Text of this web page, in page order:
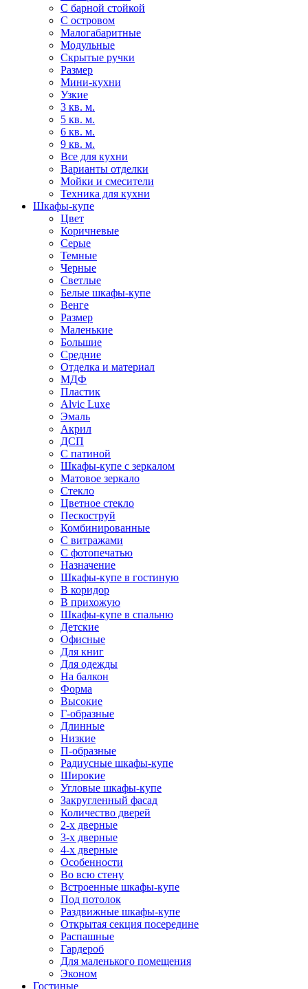
С барной стойкой
С островом
Малогабаритные
Модульные
Скрытые ручки
Размер
Мини-кухни
Узкие
3 кв. м.
5 кв. м.
6 кв. м.
9 кв. м.
Все для кухни
Варианты отделки
Мойки и смесители
Техника для кухни
Шкафы-купе
Цвет
Коричневые
Серые
Темные
Черные
Светлые
Белые шкафы-купе
Венге
Размер
Маленькие
Большие
Средние
Отделка и материал
МДФ
Пластик
Alvic Luxe
Эмаль
Акрил
ДСП
С патиной
Шкафы-купе с зеркалом
Матовое зеркало
Стекло
Цветное стекло
Пескоструй
Комбинированные
С витражами
С фотопечатью
Назначение
Шкафы-купе в гостиную
В коридор
В прихожую
Шкафы-купе в спальню
Детские
Офисные
Для книг
Для одежды
На балкон
Форма
Высокие
Г-образные
Длинные
Низкие
П-образные
Радиусные шкафы-купе
Широкие
Угловые шкафы-купе
Закругленный фасад
Количество дверей
2-х дверные
3-х дверные
4-х дверные
Особенности
Во всю стену
Встроенные шкафы-купе
Под потолок
Раздвижные шкафы-купе
Открытая секция посередине
Распашные
Гардероб
Для маленького помещения
Эконом
Гостиные